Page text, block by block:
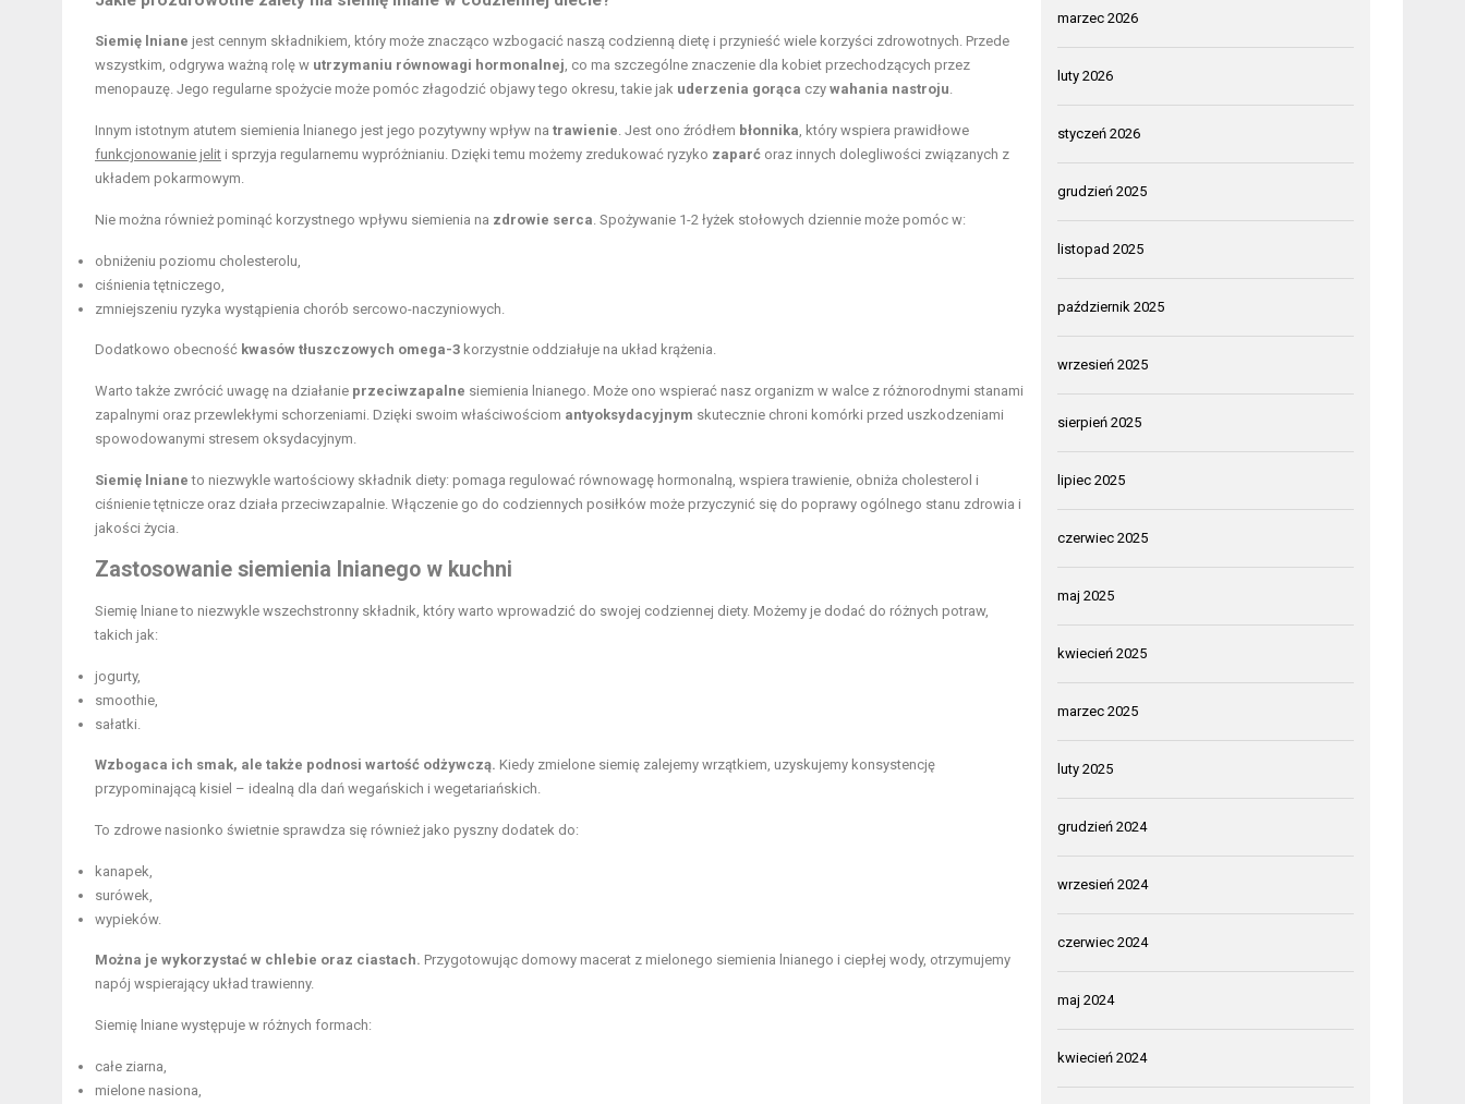
Siemię lniane jest cennym składnikiem, który może znacząco wzbogacić naszą codzienną dietę i przynieść wiele korzyści zdrowotnych. Przede
wszystkim, odgrywa ważną rolę w utrzymaniu równowagi hormonalnej , co ma szczególne znaczenie dla kobiet przechodzących przez
menopauzę. Jego regularne spożycie może pomóc złagodzić objawy tego okresu, takie jak uderzenia gorąca czy wahania nastroju
Innym istotnym atutem siemienia lnianego jest jego pozytywny wpływ na trawienie . Jest ono źródłem błonnika , który wspiera prawidłowe
funkcjonowanie jelit i sprzyja regularnemu wypróżnianiu. Dzięki temu możemy zredukować ryzyko zaparć oraz innych dolegliwości związanych z
układem pokarmowym.
Nie można również pominąć korzystnego wpływu siemienia na zdrowie serca . Spożywanie 1-2 łyżek stołowych dziennie może pomóc w:
obniżeniu poziomu cholesterolu,
ciśnienia tętniczego,
zmniejszeniu ryzyka wystąpienia chorób sercowo-naczyniowych.
Dodatkowo obecność kwasów tłuszczowych omega-3 korzystnie oddziałuje na układ krążenia.
Warto także zwrócić uwagę na działanie przeciwzapalne siemienia lnianego. Może ono wspierać nasz organizm w walce z różnorodnymi stanami
zapalnymi oraz przewlekłymi schorzeniami. Dzięki swoim właściwościom antyoksydacyjnym skutecznie chroni komórki przed uszkodzeniami
spowodowanymi stresem oksydacyjnym.
Siemię lniane to niezwykle wartościowy składnik diety: pomaga regulować równowagę hormonalną, wspiera trawienie, obniża cholesterol i
ciśnienie tętnicze oraz działa przeciwzapalnie. Włączenie go do codziennych posiłków może przyczynić się do poprawy ogólnego stanu zdrowia i
jakości życia.
Zastosowanie siemienia lnianego w kuchni
Siemię lniane to niezwykle wszechstronny składnik, który warto wprowadzić do swojej codziennej diety. Możemy je dodać do różnych potraw,
takich jak:
jogurty,
smoothie,
sałatki.
Wzbogaca ich smak, ale także podnosi wartość odżywczą. Kiedy zmielone siemię zalejemy wrzątkiem, uzyskujemy konsystencję
przypominającą kisiel – idealną dla dań wegańskich i wegetariańskich.
To zdrowe nasionko świetnie sprawdza się również jako pyszny dodatek do:
kanapek,
surówek,
wypieków.
Można je wykorzystać w chlebie oraz ciastach. Przygotowując domowy macerat z mielonego siemienia lnianego i ciepłej wody, otrzymujemy
napój wspierający układ trawienny.
Siemię lniane występuje w różnych formach:
całe ziarna,
mielone nasiona,
marzec 2026
luty 2026
styczeń 2026
grudzień 2025
listopad 2025
październik 2025
wrzesień 2025
sierpień 2025
lipiec 2025
czerwiec 2025
maj 2025
kwiecień 2025
marzec 2025
luty 2025
grudzień 2024
wrzesień 2024
czerwiec 2024
maj 2024
kwiecień 2024